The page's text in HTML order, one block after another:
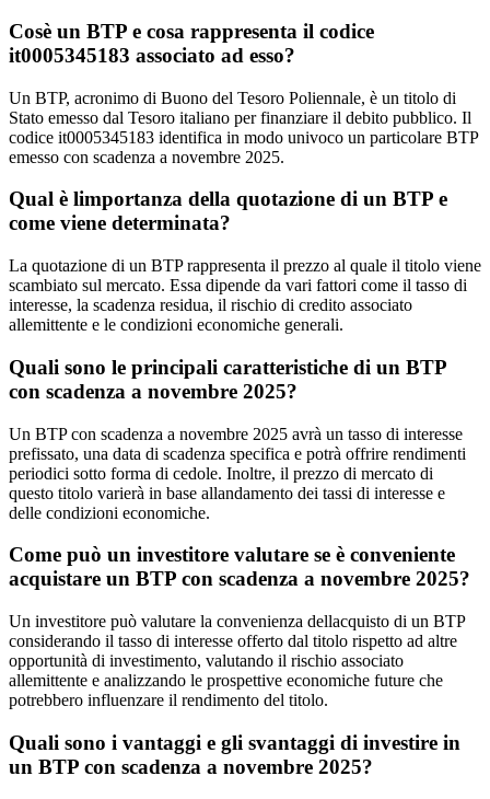
Cosè un BTP e cosa rappresenta il codice
it0005345183 associato ad esso?
Un BTP, acronimo di Buono del Tesoro Poliennale, è un titolo di
Stato emesso dal Tesoro italiano per finanziare il debito pubblico. Il
codice it0005345183 identifica in modo univoco un particolare BTP
emesso con scadenza a novembre 2025.
Qual è limportanza della quotazione di un BTP e
come viene determinata?
La quotazione di un BTP rappresenta il prezzo al quale il titolo viene
scambiato sul mercato. Essa dipende da vari fattori come il tasso di
interesse, la scadenza residua, il rischio di credito associato
allemittente e le condizioni economiche generali.
Quali sono le principali caratteristiche di un BTP
con scadenza a novembre 2025?
Un BTP con scadenza a novembre 2025 avrà un tasso di interesse
prefissato, una data di scadenza specifica e potrà offrire rendimenti
periodici sotto forma di cedole. Inoltre, il prezzo di mercato di
questo titolo varierà in base allandamento dei tassi di interesse e
delle condizioni economiche.
Come può un investitore valutare se è conveniente
acquistare un BTP con scadenza a novembre 2025?
Un investitore può valutare la convenienza dellacquisto di un BTP
considerando il tasso di interesse offerto dal titolo rispetto ad altre
opportunità di investimento, valutando il rischio associato
allemittente e analizzando le prospettive economiche future che
potrebbero influenzare il rendimento del titolo.
Quali sono i vantaggi e gli svantaggi di investire in
un BTP con scadenza a novembre 2025?